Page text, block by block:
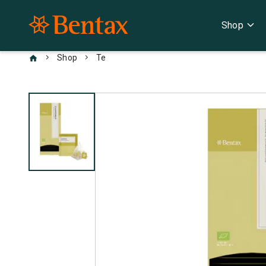
Shop expand_more
chevron_right Shop chevron_right Te